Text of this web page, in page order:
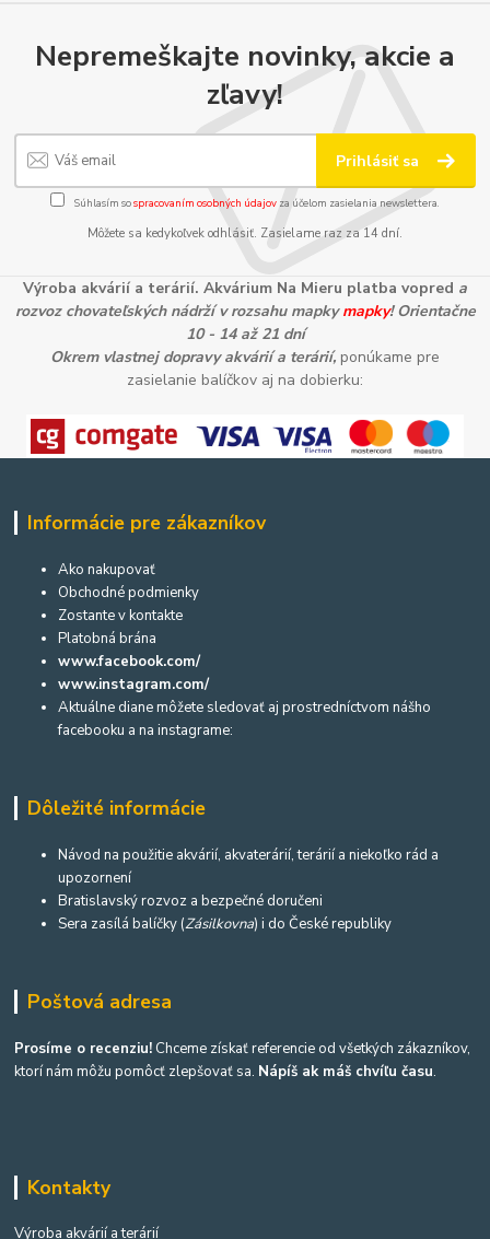
Nepremeškajte novinky, akcie a
zľavy!
Prihlásiť sa
Súhlasím sospracovaním osobných údajov za účelom zasielania newslettera.
Môžete sa kedykoľvek odhlásiť. Zasielame raz za 14 dní.
Výroba akvárií a terárií. Akvárium Na Mieru platba vopred a
rozvoz chovateľských nádrží v rozsahu mapkymapky! Orientačne
10 - 14 až 21 dní
Okrem vlastnej dopravy akvárií a terárií, ponúkame pre
zasielanie balíčkov aj na dobierku:
Informácie pre zákazníkov
Ako nakupovať
Obchodné podmienky
Zostante v kontakte
Platobná brána
www.facebook.com/
www.instagram.com/
Aktuálne diane môžete sledovať aj prostredníctvom nášho
facebooku a na instagrame:
Dôležité informácie
Návod na použitie akvárií, akvaterárií, terárií a niekoľko rád a
upozornení
Bratislavský rozvoz a bezpečné doručeni
Sera zasílá balíčky (Zásilkovna) i do České republiky
Poštová adresa
Prosíme o recenziu! Chceme získať referencie od všetkých zákazníkov,
ktorí nám môžu pomôcť zlepšovať sa. Nápíš ak máš chvíľu času.
Kontakty
Výroba akvárií a terárií